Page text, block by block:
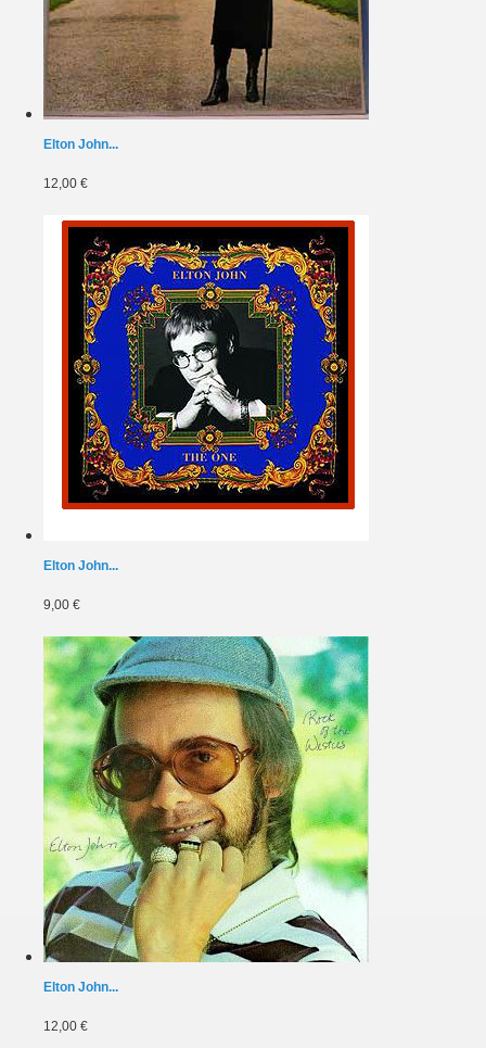
Elton John...
12,00 €
Elton John...
9,00 €
Elton John...
12,00 €